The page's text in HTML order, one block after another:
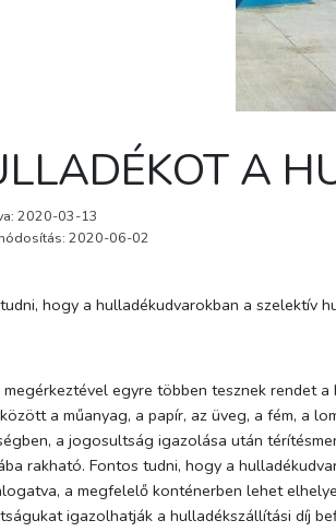
A
2020-03-13
2020-06-02
hogy a hulladékudvarokban a szelektív
egyre többen tesznek rendet
a műanyag, a papír, az üveg, a fém, a
a jogosultság igazolása után
rakható. Fontos tudni, hogy a
a megfelelő konténerben lehet
igazolhatják a hulladékszállítási díj